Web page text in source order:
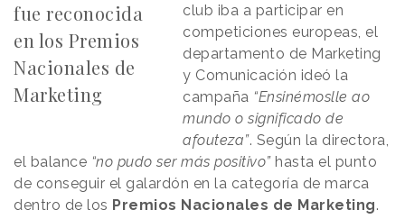
fue reconocida
en los Premios
Nacionales de
Marketing
club iba a participar en
competiciones europeas, el
departamento de Marketing
y Comunicación ideó la
campaña “Ensinémoslle ao
mundo o significado de
afouteza”. Según la directora,
el balance “no pudo ser más positivo”hasta el punto
de conseguir el galardón en la categoría de marca
dentro de los Premios Nacionales de Marketing.